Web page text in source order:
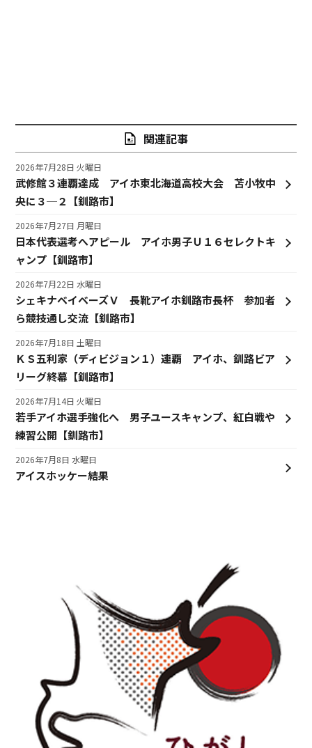
関連記事
武修館３連覇達成 アイホ東北海道高校大会 苫小牧中
央に３─２【釧路市】
2026年7月28日 火曜日
日本代表選考へアピール アイホ男子Ｕ１６セレクトキ
ャンプ【釧路市】
2026年7月27日 月曜日
シェキナベイベーズＶ 長靴アイホ釧路市長杯 参加者
ら競技通し交流【釧路市】
2026年7月22日 水曜日
ＫＳ五利家（ディビジョン１）連覇 アイホ、釧路ビア
リーグ終幕【釧路市】
2026年7月18日 土曜日
若手アイホ選手強化へ 男子ユースキャンプ、紅白戦や
練習公開【釧路市】
2026年7月14日 火曜日
アイスホッケー結果
2026年7月8日 水曜日